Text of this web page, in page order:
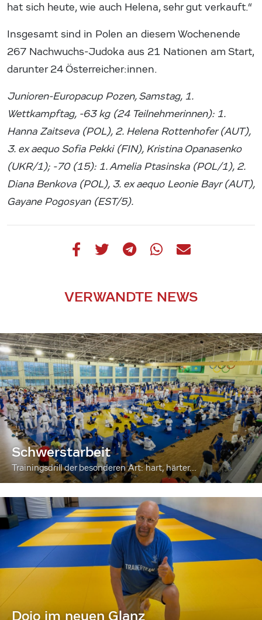
hat sich heute, wie auch Helena, sehr gut verkauft.“
Insgesamt sind in Polen an diesem Wochenende
267 Nachwuchs-Judoka aus 21 Nationen am Start,
darunter 24 Österreicher:innen.
Junioren-Europacup Pozen, Samstag, 1.
Wettkampftag, -63 kg (24 Teilnehmerinnen): 1.
Hanna Zaitseva (POL), 2. Helena Rottenhofer (AUT),
3. ex aequo Sofia Pekki (FIN), Kristina Opanasenko
(UKR/1); -70 (15): 1. Amelia Ptasinska (POL/1), 2.
Diana Benkova (POL), 3. ex aequo Leonie Bayr (AUT),
Gayane Pogosyan (EST/5).
VERWANDTE NEWS
Schwerstarbeit
Trainingsdrill der besonderen Art: hart, härter...
Dojo im neuen Glanz